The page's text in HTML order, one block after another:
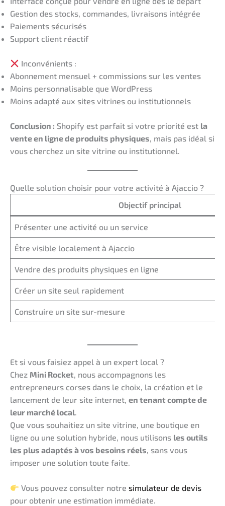
Gestion des stocks, commandes, livraisons intégrée
Paiements sécurisés
Support client réactif
Inconvénients :
Abonnement mensuel + commissions sur les ventes
Moins personnalisable que WordPress
Moins adapté aux sites vitrines ou institutionnels
Conclusion : Shopify est parfait si votre priorité est la
vente en ligne de produits physiques, mais pas idéal si
vous cherchez un site vitrine ou institutionnel.
Quelle solution choisir pour votre activité à Ajaccio ?
Objectif principal
Présenter une activité ou un service
Être visible localement à Ajaccio
Vendre des produits physiques en ligne
Créer un site seul rapidement
Construire un site sur-mesure
Et si vous faisiez appel à un expert local ?
Chez Mini Rocket , nous accompagnons les
entrepreneurs corses dans le choix, la création et le
lancement de leur site internet, en tenant compte de
leur marché local
Que vous souhaitiez un site vitrine, une boutique en
ligne ou une solution hybride, nous utilisons les outils
les plus adaptés à vos besoins réels , sans vous
imposer une solution toute faite.
Vous pouvez consulter notresimulateur de devis
pour obtenir une estimation immédiate.